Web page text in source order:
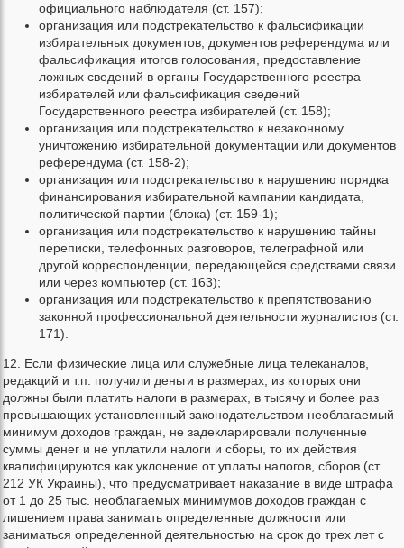
официального наблюдателя (ст. 157);
организация или подстрекательство к фальсификации
избирательных документов, документов референдума или
фальсификация итогов голосования, предоставление
ложных сведений в органы Государственного реестра
избирателей или фальсификация сведений
Государственного реестра избирателей (ст. 158);
организация или подстрекательство к незаконному
уничтожению избирательной документации или документов
референдума (ст. 158-2);
организация или подстрекательство к нарушению порядка
финансирования избирательной кампании кандидата,
политической партии (блока) (ст. 159-1);
организация или подстрекательство к нарушению тайны
переписки, телефонных разговоров, телеграфной или
другой корреспонденции, передающейся средствами связи
или через компьютер (ст. 163);
организация или подстрекательство к препятствованию
законной профессиональной деятельности журналистов (ст.
171).
12. Если физические лица или служебные лица телеканалов,
редакций и т.п. получили деньги в размерах, из которых они
должны были платить налоги в размерах, в тысячу и более раз
превышающих установленный законодательством необлагаемый
минимум доходов граждан, не задекларировали полученные
суммы денег и не уплатили налоги и сборы, то их действия
квалифицируются как уклонение от уплаты налогов, сборов (ст.
212 УК Украины), что предусматривает наказание в виде штрафа
от 1 до 25 тыс. необлагаемых минимумов доходов граждан с
лишением права занимать определенные должности или
заниматься определенной деятельностью на срок до трех лет с